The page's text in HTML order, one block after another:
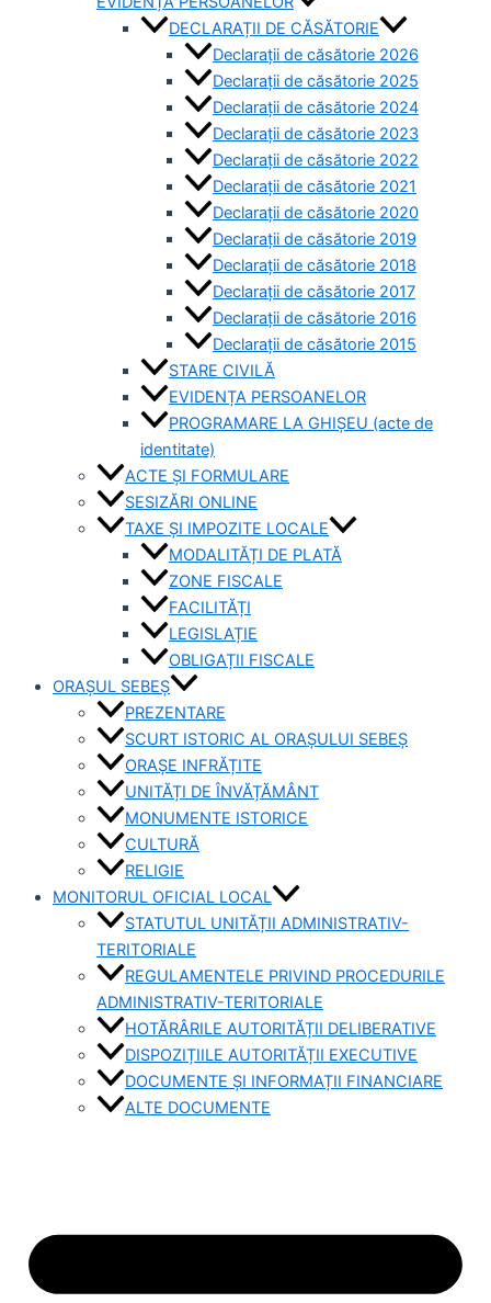
DECLARAȚII DE CĂSĂTORIE
Declarații de căsătorie 2026
Declarații de căsătorie 2025
Declarații de căsătorie 2024
Declarații de căsătorie 2023
Declarații de căsătorie 2022
Declarații de căsătorie 2021
Declarații de căsătorie 2020
Declarații de căsătorie 2019
Declarații de căsătorie 2018
Declarații de căsătorie 2017
Declarații de căsătorie 2016
Declarații de căsătorie 2015
STARE CIVILĂ
EVIDENȚA PERSOANELOR
PROGRAMARE LA GHIȘEU (acte de
identitate)
ACTE ȘI FORMULARE
SESIZĂRI ONLINE
TAXE ȘI IMPOZITE LOCALE
MODALITĂȚI DE PLATĂ
ZONE FISCALE
FACILITĂȚI
LEGISLAȚIE
OBLIGAȚII FISCALE
ORAȘUL SEBEȘ
PREZENTARE
SCURT ISTORIC AL ORAȘULUI SEBEȘ
ORAȘE INFRĂȚITE
UNITĂȚI DE ÎNVĂȚĂMÂNT
MONUMENTE ISTORICE
CULTURĂ
RELIGIE
MONITORUL OFICIAL LOCAL
STATUTUL UNITĂȚII ADMINISTRATIV-
TERITORIALE
REGULAMENTELE PRIVIND PROCEDURILE
ADMINISTRATIV-TERITORIALE
HOTĂRÂRILE AUTORITĂȚII DELIBERATIVE
DISPOZIȚIILE AUTORITĂȚII EXECUTIVE
DOCUMENTE ȘI INFORMAȚII FINANCIARE
ALTE DOCUMENTE